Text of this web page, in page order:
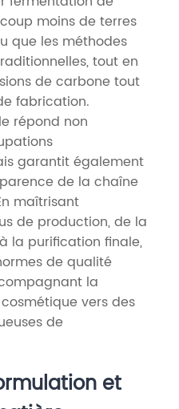
moins de terres
que les méthodes
tout en
de carbone tout
fabrication.
répond non
garantit également
de la chaîne
maîtrisant
de production, de la
la purification finale,
de qualité
la
vers des
de
et